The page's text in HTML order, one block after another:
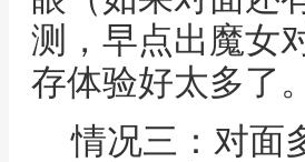
测，早点出魔女
存体验好太多了。
情况三：对面